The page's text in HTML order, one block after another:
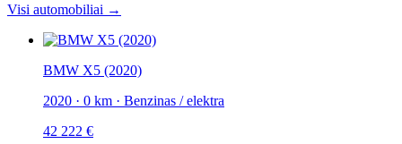
Visi automobiliai →
BMW X5 (2020)
2020 · 0 km · Benzinas / elektra
42 222 €